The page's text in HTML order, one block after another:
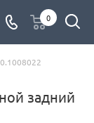
0
задний